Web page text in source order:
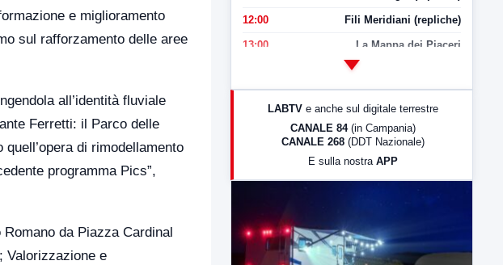
e miglioramento
sul rafforzamento delle aree
all’identità fluviale
Ferretti: il Parco delle
di rimodellamento
programma Pics”,
da Piazza Cardinal
Valorizzazione e
12:00 Fili Meridiani (repliche)
13:00 La Mappa dei Piaceri
LabNews (Diretta)
LABTV e anche sul digitale terrestre
CANALE 84 (in Campania)
CANALE 268 (DDT Nazionale)
E sulla nostra APP